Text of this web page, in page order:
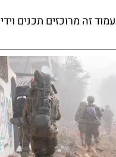
זה מרוכזים תכנים